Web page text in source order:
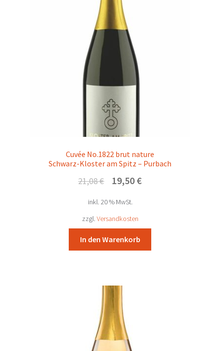
Cuvée No.1822 brut nature
Schwarz-Kloster am Spitz – Purbach
21,08€
Ursprünglicher
war:
21,08 €
19,50 €Aktueller
inkl. 20 % MwSt.
zzgl. Versandkosten
In den Warenkorb